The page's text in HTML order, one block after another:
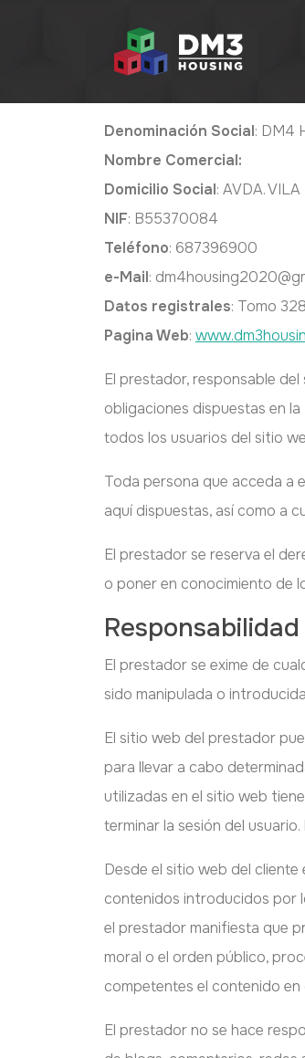
Con la finalidad de dar
Denominación Social: DM4
Nombre Comercial:
Domicilio Social: AVDA.
NIF: B55370084
Teléfono: 687396900
e-Mail:
Datos registrales: Tomo
Pagina Web:
El prestador, responsable
obligaciones dispuestas en
todos los usuarios del sitio
Toda persona que acceda a
aquí dispuestas, así como a
El prestador se reserva el
o poner en conocimiento de
Responsabilidad
El prestador se exime de
sido manipulada o
El sitio web del prestador
para llevar a cabo
utilizadas en el sitio web
terminar la sesión del
Desde el sitio web del
contenidos introducidos por
el prestador manifiesta que
moral o el orden público,
competentes el contenido en
El prestador no se hace